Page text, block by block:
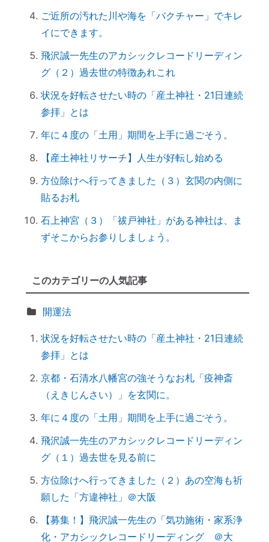
最適時期です
「氏神神社」と「産土神社」の違いは何で
すか？
「産土神社」の読み方は？ 意味や語源
は？
【ご感想｜カウンセリング】深く納得でき
ました
「日本の神社」と「エジプトの神殿」の共
通点
スマホのない暮らし
引き寄せ難民のあなたへ｜その前にやるべ
きこととは？
誰でもできる｜薬の浄化方法
「わかっちゃいるけど止められない」反応
【心と魂が整う】産土神社に参拝するメリ
ットとは？
実はNG！？｜やってはいけない参拝マナ
ー７つ
「鉄分」と「温活」で開運♪～鉄瓶を再生
拭く活は「福活」
怒っている人は「困っている」人。自分に
こうしてみよう。
「産土神社ヒーリング」の流れ
究極のアーシング。「砂浴」でデトックス
してきました（２）
ご近所の汚れた川や海を「バクチャー」でキレ
イにできます。
飛沢誠一先生のアカシックレコードリーディン
グ（２）過去世の特徴あれこれ
状況を好転させたい時の「産土神社・21日連続
参拝」とは
年に４度の「土用」期間を上手に過ごそう。
【産土神社リサーチ】人生が好転し始める
方位除けへ行ってきました（３）玄関の内側に
貼るお札
石上神宮（３）「祓戸神社」がある神社は、ま
ずそこからお参りしましょう。
このカテゴリーの人気記事
開運法
状況を好転させたい時の「産土神社・21日連続
参拝」とは
京都・石清水八幡宮の強そうなお札「疫神斎
（えきじんさい）」を玄関に。
年に４度の「土用」期間を上手に過ごそう。
飛沢誠一先生のアカシックレコードリーディン
グ（１）過去世を見る前に
方位除けへ行ってきました（２）あの空海も祈
願した「方違神社」＠大阪
【募集！】飛沢誠一先生の「気功施術・家系浄
化・アカシックレコードリーディング ＠大